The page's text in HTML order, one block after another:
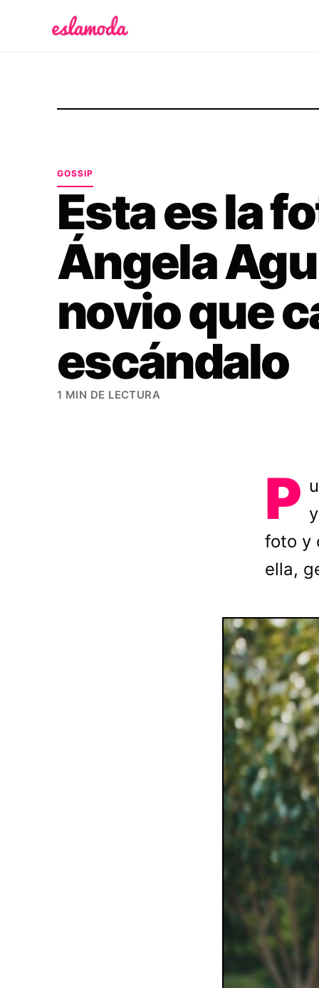
GOSSIP
Esta es la
Ángela
novio que
escándalo
1 MIN DE LECTURA
P
foto y
ella,